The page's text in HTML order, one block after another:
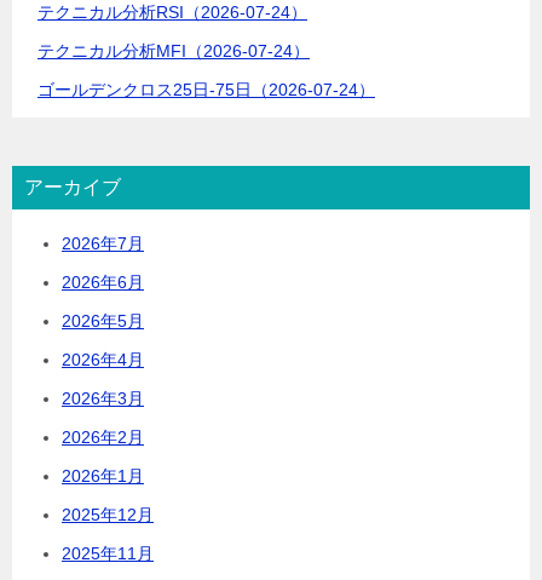
テクニカル分析RSI（2026-07-24）
テクニカル分析MFI（2026-07-24）
ゴールデンクロス25日-75日（2026-07-24）
アーカイブ
2026年7月
2026年6月
2026年5月
2026年4月
2026年3月
2026年2月
2026年1月
2025年12月
2025年11月